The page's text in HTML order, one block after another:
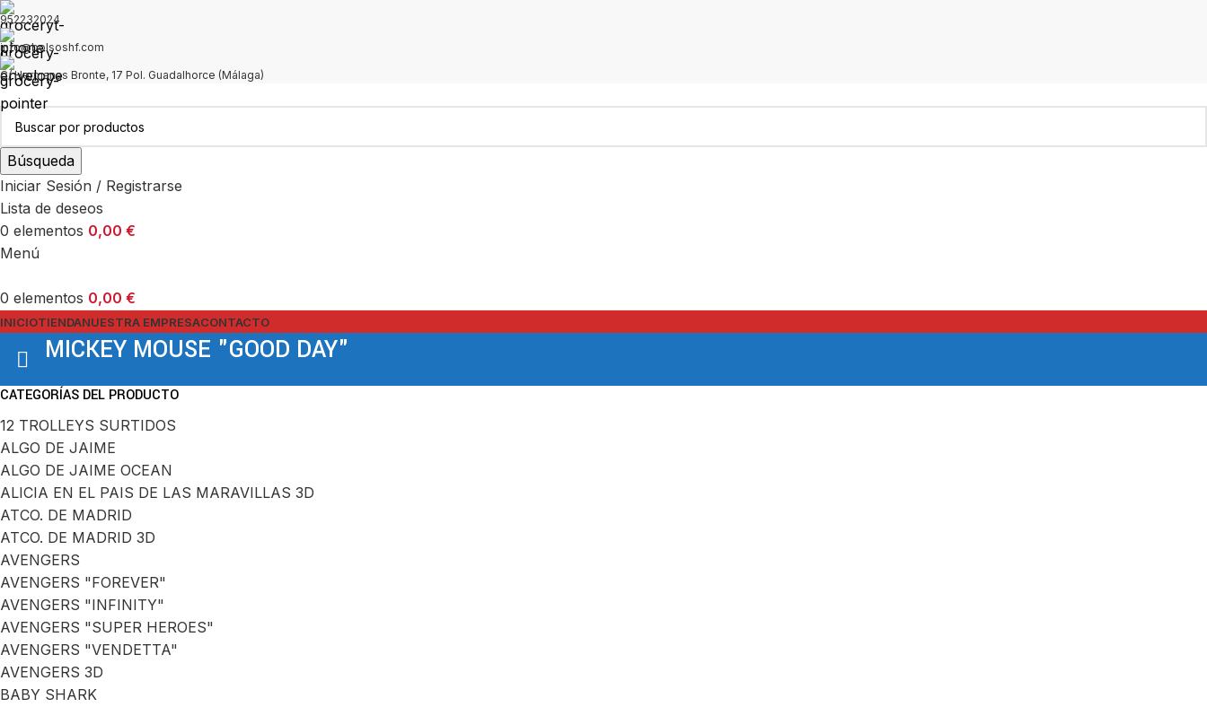
952232024
info@bolsoshf.com
C/ Hermanas Bronte, 17 Pol. Guadalhorce (Málaga)
Búsqueda
Iniciar Sesión / Registrarse
Lista de deseos
0 elementos 0,00 €
Menú
0 elementos 0,00 €
INICIOTIENDANUESTRA EMPRESACONTACTO
MICKEY MOUSE "GOOD DAY"
CATEGORÍAS DEL PRODUCTO
12 TROLLEYS SURTIDOS
ALGO DE JAIME
ALGO DE JAIME OCEAN
ALICIA EN EL PAIS DE LAS MARAVILLAS 3D
ATCO. DE MADRID
ATCO. DE MADRID 3D
AVENGERS
AVENGERS "FOREVER"
AVENGERS "INFINITY"
AVENGERS "SUPER HEROES"
AVENGERS "VENDETTA"
AVENGERS 3D
BABY SHARK